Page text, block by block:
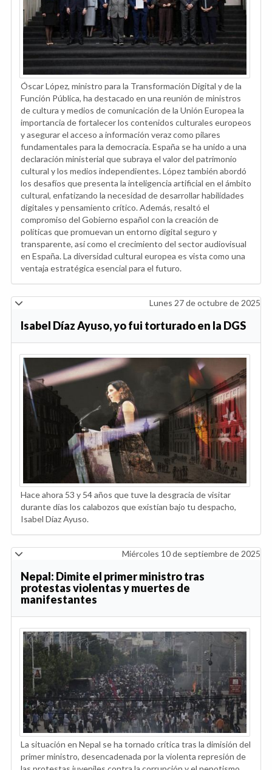
Óscar López, ministro para la Transformación Digital y de la
Función Pública, ha destacado en una reunión de ministros
de cultura y medios de comunicación de la Unión Europea la
importancia de fortalecer los contenidos culturales europeos
y asegurar el acceso a información veraz como pilares
fundamentales para la democracia. España se ha unido a una
declaración ministerial que subraya el valor del patrimonio
cultural y los medios independientes. López también abordó
los desafíos que presenta la inteligencia artificial en el ámbito
cultural, enfatizando la necesidad de desarrollar habilidades
digitales y pensamiento crítico. Además, resaltó el
compromiso del Gobierno español con la creación de
políticas que promuevan un entorno digital seguro y
transparente, así como el crecimiento del sector audiovisual
en España. La diversidad cultural europea es vista como una
ventaja estratégica esencial para el futuro.
Lunes 27 de octubre de 2025
Isabel Díaz Ayuso, yo fui torturado en la DGS
Hace ahora 53 y 54 años que tuve la desgracia de visitar
durante días los calabozos que existían bajo tu despacho,
Isabel Díaz Ayuso.
Miércoles 10 de septiembre de 2025
Nepal: Dimite el primer ministro tras
protestas violentas y muertes de
manifestantes
La situación en Nepal se ha tornado crítica tras la dimisión del
primer ministro, desencadenada por la violenta represión de